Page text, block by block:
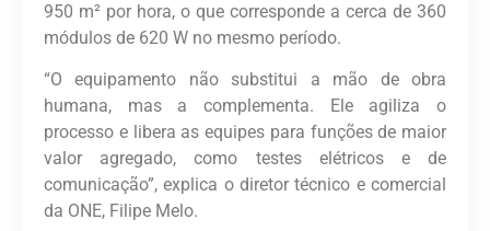
950 m² por hora, o que corresponde a cerca de 360
módulos de 620 W no mesmo período.
“O equipamento não substitui a mão de obra
humana, mas a complementa. Ele agiliza o
processo e libera as equipes para funções de maior
valor agregado, como testes elétricos e de
comunicação”, explica o diretor técnico e comercial
da ONE, Filipe Melo.